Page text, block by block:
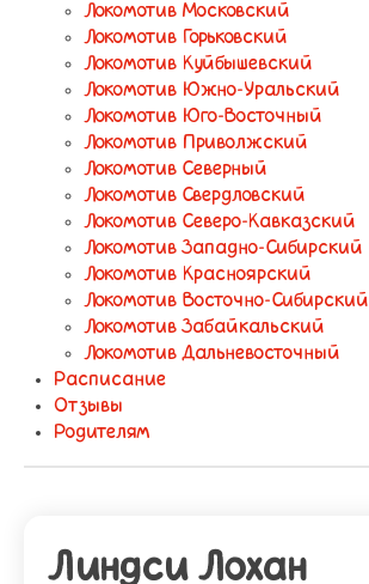
Локомотив Московский
Локомотив Горьковский
Локомотив Куйбышевский
Локомотив Южно-Уральский
Локомотив Юго-Восточный
Локомотив Приволжский
Локомотив Северный
Локомотив Свердловский
Локомотив Северо-Кавказский
Локомотив Западно-Сибирский
Локомотив Красноярский
Локомотив Восточно-Сибирский
Локомотив Забайкальский
Локомотив Дальневосточный
Расписание
Отзывы
Родителям
Линдси Лохан